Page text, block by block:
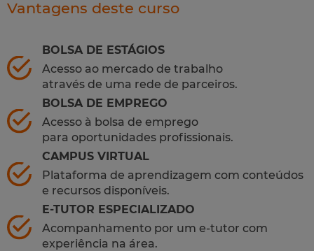
Vantagens deste curso
BOLSA DE ESTÁGIOS
Acesso ao mercado de trabalho
através de uma rede de parceiros.
BOLSA DE EMPREGO
Acesso à bolsa de emprego
para oportunidades profissionais.
CAMPUS VIRTUAL
Plataforma de aprendizagem com conteúdos
e recursos disponíveis.
E-TUTOR ESPECIALIZADO
Acompanhamento por um e-tutor com
experiência na área.